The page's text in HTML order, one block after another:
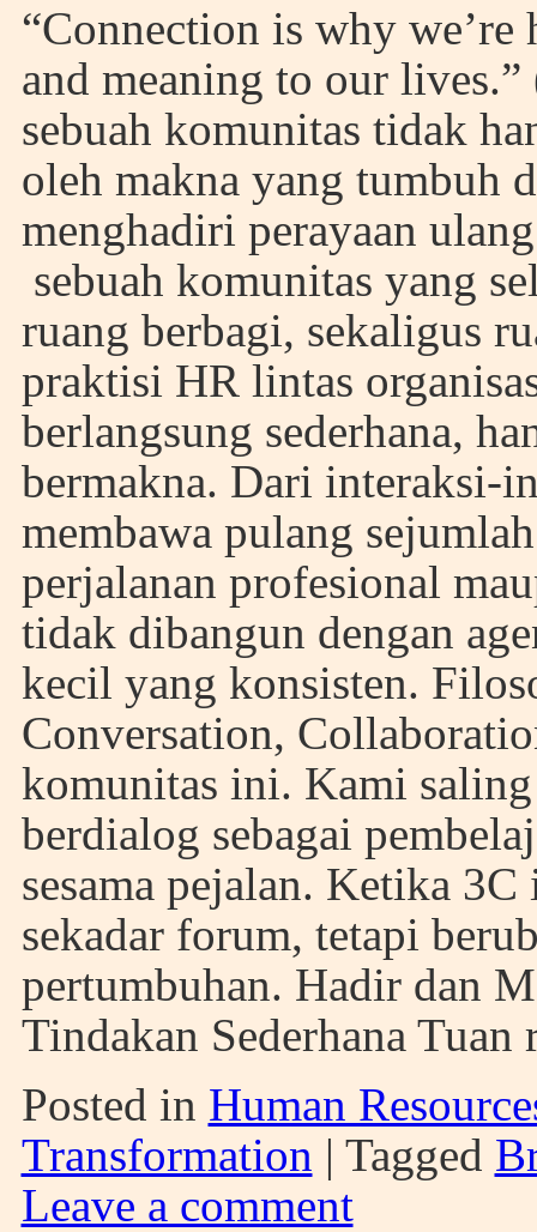
“Connection is why
and meaning to our
sebuah komunitas tidak
oleh makna yang tumbuh
menghadiri perayaan
sebuah komunitas yang
ruang berbagi, sekaligus
praktisi HR lintas
berlangsung sederhana,
bermakna. Dari interaksi-
membawa pulang
perjalanan profesional
tidak dibangun dengan
kecil yang konsisten.
Conversation,
komunitas ini. Kami
berdialog sebagai
sesama pejalan. Ketika
sekadar forum, tetapi
pertumbuhan. Hadir dan
Tindakan Sederhana
Posted in Human
Transformation | Tagged
Leave a comment